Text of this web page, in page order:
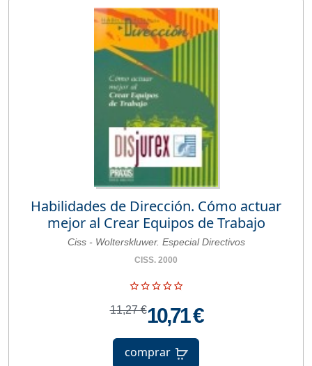
Habilidades de Dirección. Cómo actuar
mejor al Crear Equipos de Trabajo
Ciss - Wolterskluwer. Especial Directivos
CISS. 2000
11,27 €10,71 €
comprar